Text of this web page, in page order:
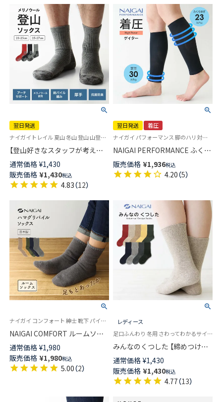
翌日発送
ナイガイトレイル 夏山 冬山 登山 山登り トレッキング 登山ソックス
【登山好きなスタッフが考えた
納得の登山用靴下】NAIGAI
TRAIL メリノウール混 クルー丈
メンズ＆レディース 【365日最
短翌日発送】90301018
通常価格 ¥1,430
販売価格 ¥1,430税込
4.83（12）
翌日発送
着圧
ナイガイ パフォーマンス 脚のハリ対策立ち仕事・よく歩く日に 旅行 出張 ウォーキング ランニング マラソン 着圧 弾性ストッキング 弾性 加圧 ゲーター
NAIGAI PERFORMANCE ふくら
はぎサポーター ゲイター 段階
サポート 足口23hPa 足首30hPa
着圧ソックス 吸水速乾 メンズ
販売価格 ¥1,936税込
4.20（5）
ナイガイ コンフォート 紳士 靴下 パイルソックス 室内用 防寒
NAIGAI COMFORT ルームソッ
クス 70年愛される名品 「ハマグ
リ」 メンズ 足底滑り止め付き 日
本製 02305815
通常価格 ¥1,980
販売価格 ¥1,980税込
5.00（2）
レディース
足口ふんわり 冬用 さわってわかるサイズマーク付き 介護 履きやすい ユニバーサルデザイン
みんなのくつした 【締めつけな
い靴下】 あたたか毛混 クルー丈
ふんわりガーゼ レディース
90360010
通常価格 ¥1,430
販売価格 ¥1,430税込
4.77（13）